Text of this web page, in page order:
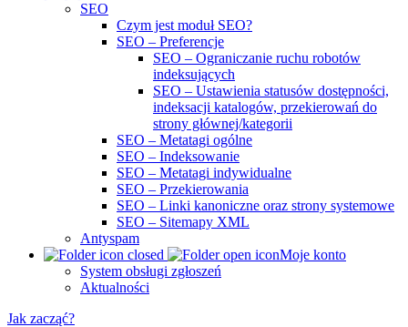
SEO
Czym jest moduł SEO?
SEO – Preferencje
SEO – Ograniczanie ruchu robotów
indeksujących
SEO – Ustawienia statusów dostępności,
indeksacji katalogów, przekierowań do
strony głównej/kategorii
SEO – Metatagi ogólne
SEO – Indeksowanie
SEO – Metatagi indywidualne
SEO – Przekierowania
SEO – Linki kanoniczne oraz strony systemowe
SEO – Sitemapy XML
Antyspam
Moje konto
System obsługi zgłoszeń
Aktualności
Jak zacząć?